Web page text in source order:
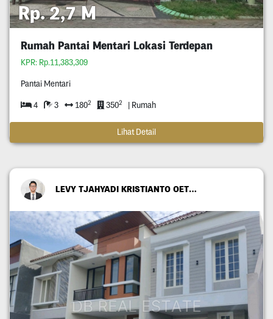
Rp. 2,7 M
Rumah Pantai Mentari Lokasi Terdepan
KPR: Rp.11,383,309
Pantai Mentari
4 3 1802 3502 | Rumah
Lihat Detail
LEVY TJAHYADI KRISTIANTO OETOMO